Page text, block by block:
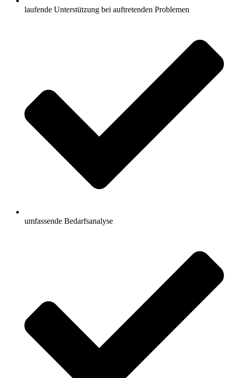
laufende Unterstützung bei auftretenden Problemen
umfassende Bedarfsanalyse